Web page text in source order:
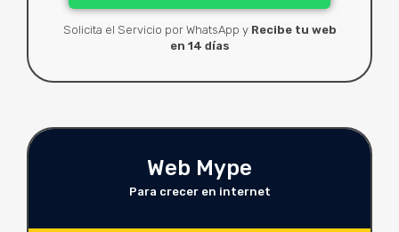
Solicita el Servicio por WhatsApp y Recibe tu web
en 14 días
Web Mype
Para crecer en internet